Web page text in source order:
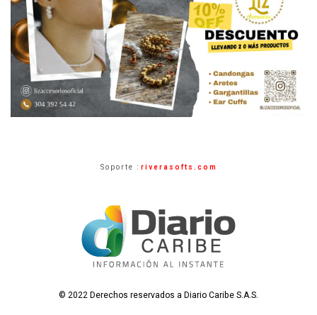
Soporte : riverasofts.com
© 2022 Derechos reservados a Diario Caribe S.A.S.